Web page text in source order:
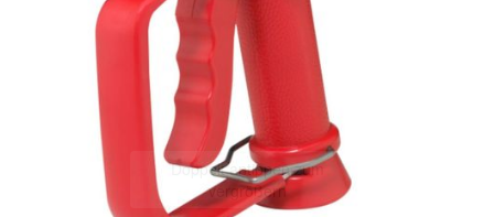
Doppelt antippen zum
vergrößern